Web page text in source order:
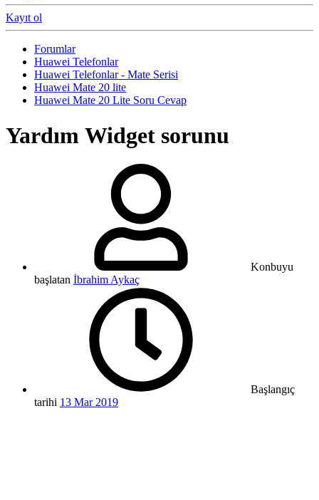
Kayıt ol
Forumlar
Huawei Telefonlar
Huawei Telefonlar - Mate Serisi
Huawei Mate 20 lite
Huawei Mate 20 Lite Soru Cevap
Yardım Widget sorunu
Konbuyu
başlatan İbrahim Aykaç
Başlangıç
tarihi 13 Mar 2019